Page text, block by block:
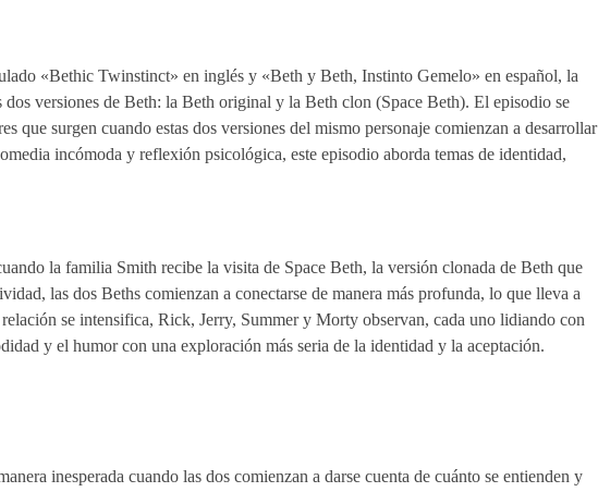
«Bethic Twinstinct» en inglés y «Beth y Beth, Instinto Gemelo» en español, la
versiones de Beth: la Beth original y la Beth clon (Space Beth). El episodio se
que surgen cuando estas dos versiones del mismo personaje comienzan a desarrollar
incómoda y reflexión psicológica, este episodio aborda temas de identidad,
la familia Smith recibe la visita de Space Beth, la versión clonada de Beth que
las dos Beths comienzan a conectarse de manera más profunda, lo que lleva a
se intensifica, Rick, Jerry, Summer y Morty observan, cada uno lidiando con
y el humor con una exploración más seria de la identidad y la aceptación.
inesperada cuando las dos comienzan a darse cuenta de cuánto se entienden y